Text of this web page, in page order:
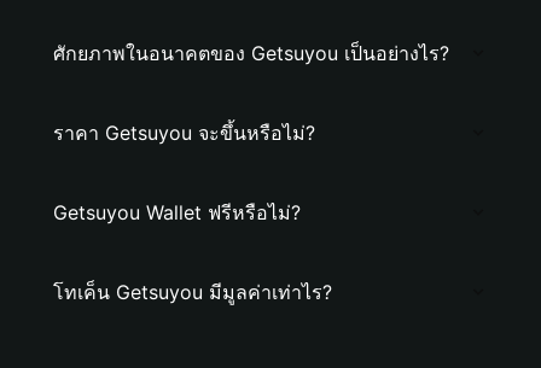
ศักยภาพในอนาคตของ Getsuyou เป็นอย่างไร?
ราคา Getsuyou จะขึ้นหรือไม่?
Getsuyou Wallet ฟรีหรือไม่?
โทเค็น Getsuyou มีมูลค่าเท่าไร?